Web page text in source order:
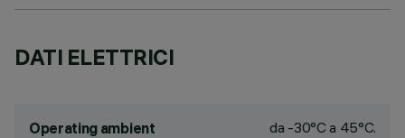
DATI ELETTRICI
Operating ambient
da -30°C a 45°C.